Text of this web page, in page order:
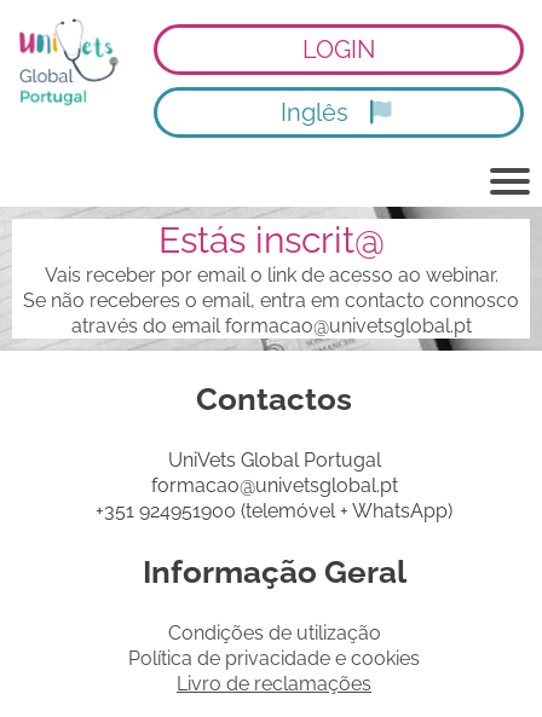
LOGIN
Inglês
Estás inscrit@
Vais receber por email o link de acesso ao webinar.
Se não receberes o email, entra em contacto connosco
através do email formacao@univetsglobal.pt
Contactos
UniVets Global Portugal
formacao@univetsglobal.pt
+351 924951900 (telemóvel + WhatsApp)
Informação Geral
Condições de utilização
Política de privacidade e cookies
Livro de reclamações